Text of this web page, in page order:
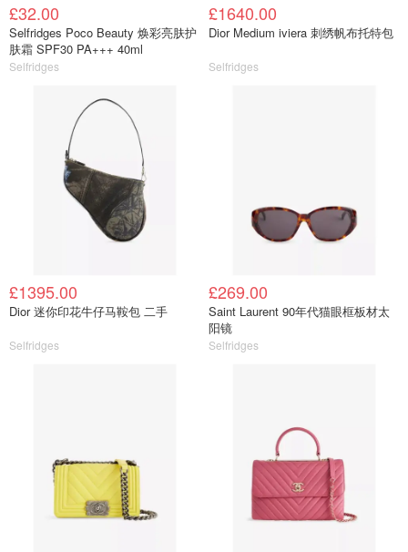
£32.00
Selfridges Poco Beauty 焕彩亮肤护
肤霜 SPF30 PA+++ 40ml
Selfridges
£1640.00
Dior Medium iviera 刺绣帆布托特包
Selfridges
£1395.00
Dior 迷你印花牛仔马鞍包 二手
Selfridges
£269.00
Saint Laurent 90年代猫眼框板材太
阳镜
Selfridges